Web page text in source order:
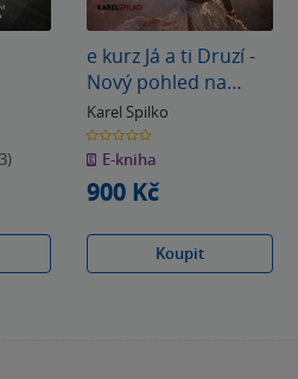
e kurz Já a ti Druzí -
Nový pohled na
vztahy
Karel Spilko
0.0
z
5
hvězdiček
E-kniha
900 Kč
Koupit